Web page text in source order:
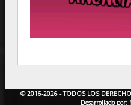
© 2016-2026 - TODOS LOS
Desarrollado por: